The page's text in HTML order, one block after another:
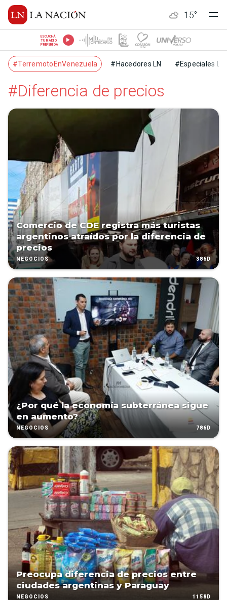
15°
ESCUCHÁ
TU RADIO
PREFERIDA
#TerremotoEnVenezuela #Hacedores LN #Especiales LN
#Diferencia de precios
Comercio de CDE registra más turistas
argentinos atraídos por la diferencia de
precios
NEGOCIOS 386D
¿Por qué la economía subterránea sigue
en aumento?
NEGOCIOS 786D
Preocupa diferencia de precios entre
ciudades argentinas y Paraguay
NEGOCIOS 1158D